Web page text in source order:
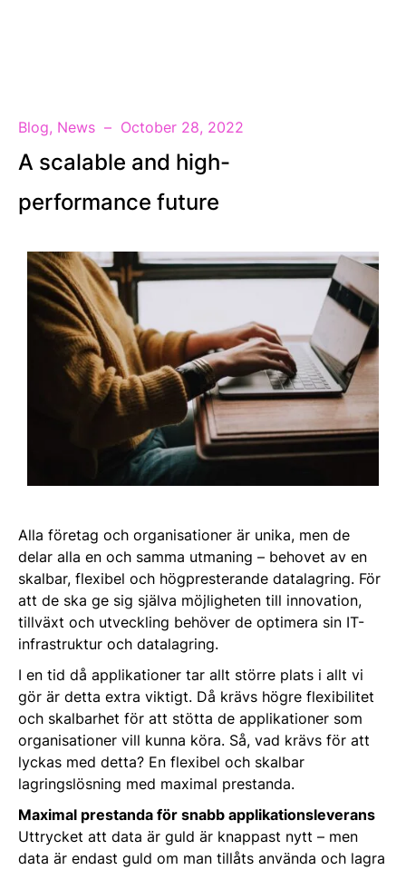
Blog, News October 28, 2022
A scalable and high-
performance future
Alla företag och organisationer är unika, men de
delar alla en och samma utmaning – behovet av en
skalbar, flexibel och högpresterande datalagring. För
att de ska ge sig själva möjligheten till innovation,
tillväxt och utveckling behöver de optimera sin IT-
infrastruktur och datalagring.
I en tid då applikationer tar allt större plats i allt vi
gör är detta extra viktigt. Då krävs högre flexibilitet
och skalbarhet för att stötta de applikationer som
organisationer vill kunna köra. Så, vad krävs för att
lyckas med detta? En flexibel och skalbar
lagringslösning med maximal prestanda.
Maximal prestanda för snabb applikationsleverans
Uttrycket att data är guld är knappast nytt – men
data är endast guld om man tillåts använda och lagra